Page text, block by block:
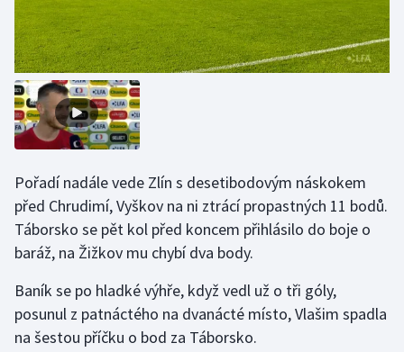
Moderní pětiboj
Motorsport
Olympijské hry
Plavání
Plážový volejbal
Ragby
Rychlobruslení
Pořadí nadále vede Zlín s desetibodovým náskokem
před Chrudimí, Vyškov na ni ztrácí propastných 11 bodů.
Táborsko se pět kol před koncem přihlásilo do boje o
baráž, na Žižkov mu chybí dva body.
Baník se po hladké výhře, když vedl už o tři góly,
posunul z patnáctého na dvanácté místo, Vlašim spadla
na šestou příčku o bod za Táborsko.